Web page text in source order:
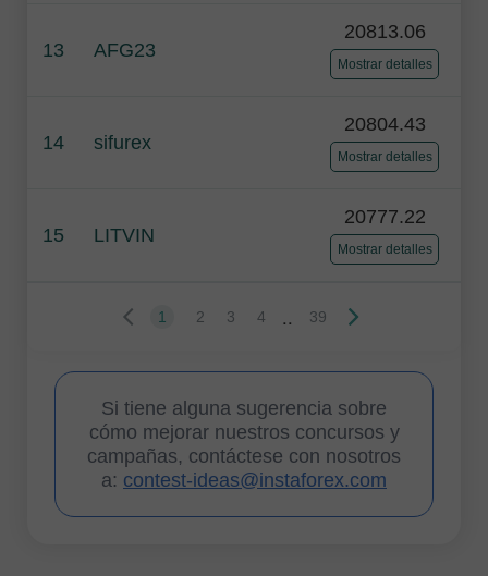
13 AFG23
20813.06
Mostrar detalles
14 sifurex
20804.43
Mostrar detalles
15 LITVIN
20777.22
Mostrar detalles
1 2 3 4 .. 39
Si tiene alguna sugerencia sobre
cómo mejorar nuestros concursos y
campañas, contáctese con nosotros
a: contest-ideas@instaforex.com